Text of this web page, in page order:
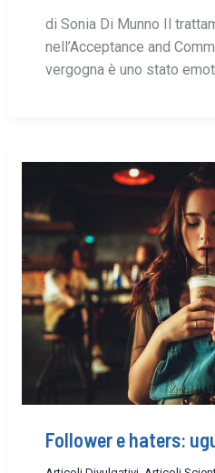
di Sonia Di Munno Il
nell’Acceptance and
vergogna è uno stato
Follower e haters: